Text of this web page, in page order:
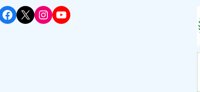
Facebook
X Instagram
YouTube